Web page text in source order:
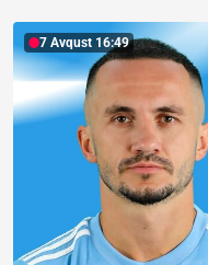
7 Avqust 16:49